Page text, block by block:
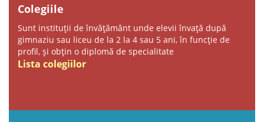
Colegiile
Sunt instituții de învățământ unde elevii învață după
gimnaziu sau liceu de la 2 la 4 sau 5 ani, în funcție de
profil, și obțin o diplomă de specialitate
Lista colegiilor